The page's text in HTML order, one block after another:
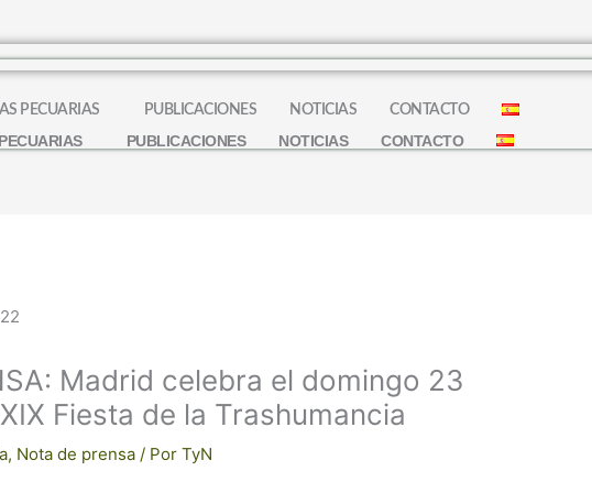
PECUARIAS PUBLICACIONES NOTICIAS CONTACTO
PUBLICACIONES NOTICIAS CONTACTO
Madrid celebra el domingo 23
Fiesta de la Trashumancia
, Nota de prensa / PorTyN